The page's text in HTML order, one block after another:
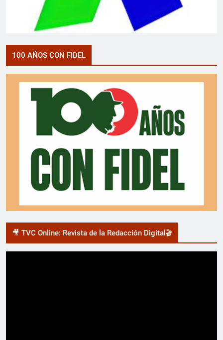
100 AÑOS CON FIDEL
🎥 TVC Online: Revista de la Redacción Digital🎬